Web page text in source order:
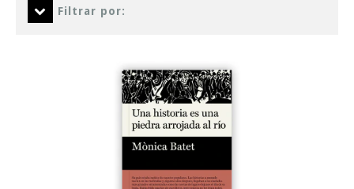
Filtrar por: